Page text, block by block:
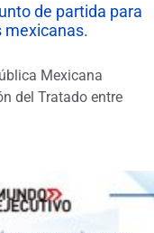
de partida para
mexicanas.
Mexicana
del Tratado entre